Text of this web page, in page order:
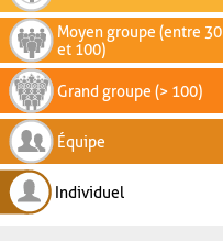
Moyen groupe (entre 30
et 100)
Grand groupe (> 100)
Équipe
Individuel